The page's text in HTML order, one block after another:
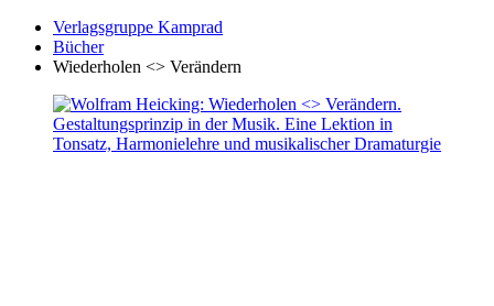
Verlagsgruppe Kamprad
Bücher
Wiederholen <> Verändern